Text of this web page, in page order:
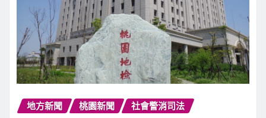
地方新聞 桃園新聞 社會警消司法